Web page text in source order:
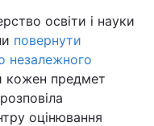
освіти і науки
повернути
незалежного
кожен предмет
оцінювання